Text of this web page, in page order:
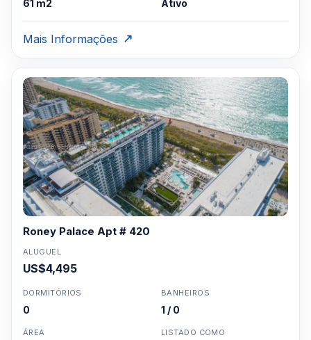
61 m2 Ativo
Mais Informações
Roney Palace Apt # 420
ALUGUEL
US$4,495
DORMITÓRIOS
0
BANHEIROS
1 / 0
ÁREA LISTADO COMO